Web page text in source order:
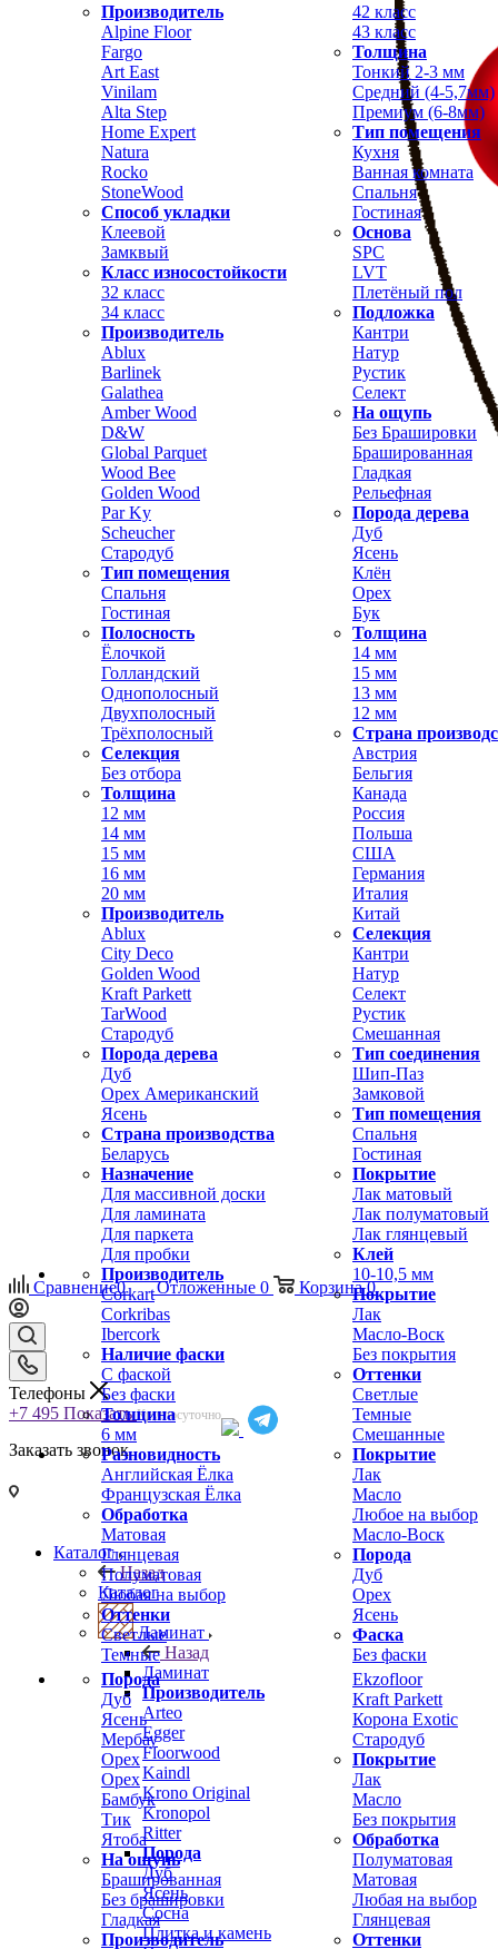
Производитель
Alpine Floor
Fargo
Art East
Vinilam
Alta Step
Home Expert
Natura
Rocko
StoneWood
Способ укладки
Клеевой
Замквый
Класс износостойкости
32 класс
34 класс
42 класс
43 класс
Толщина
Тонкий 2-3 мм
Средний (4-5,7мм)
Премиум (6-8мм)
Тип помещения
Кухня
Ванная комната
Спальня
Гостиная
Основа
SPC
LVT
Плетёный пол
Подложка
Производитель
Ablux
Barlinek
Galathea
Amber Wood
D&W
Global Parquet
Wood Bee
Golden Wood
Par Ky
Scheucher
Стародуб
Тип помещения
Спальня
Гостиная
Полосность
Ёлочкой
Голландский
Однополосный
Двухполосный
Трёхполосный
Селекция
Без отбора
Кантри
Натур
Рустик
Селект
На ощупь
Без Брашировки
Брашированная
Гладкая
Рельефная
Порода дерева
Дуб
Ясень
Клён
Орех
Бук
Толщина
14 мм
15 мм
13 мм
12 мм
Страна
Австрия
Бельгия
Толщина
12 мм
14 мм
15 мм
16 мм
20 мм
Производитель
Ablux
City Deco
Golden Wood
Kraft Parkett
TarWood
Стародуб
Порода дерева
Дуб
Орех Американский
Ясень
Страна производства
Беларусь
Канада
Россия
Польша
США
Германия
Италия
Китай
Селекция
Кантри
Натур
Селект
Рустик
Смешанная
Тип соединения
Шип-Паз
Замковой
Тип помещения
Спальня
Гостиная
Назначение
Для массивной доски
Для ламината
Для паркета
Для пробки
Покрытие
Лак матовый
Лак полуматовый
Лак глянцевый
Клей
Производитель
Corkart
Corkribas
Ibercork
Наличие фаски
С фаской
Без фаски
Толщина
6 мм
10-10,5 мм
Покрытие
Лак
Масло-Воск
Без покрытия
Оттенки
Светлые
Темные
Смешанные
Разновидность
Английская Ёлка
Французская Ёлка
Обработка
Матовая
Глянцевая
Полуматовая
Любая на выбор
Оттенки
Светлые
Темные
Покрытие
Лак
Масло
Любое на выбор
Масло-Воск
Порода
Дуб
Орех
Ясень
Фаска
Без фаски
Порода
Дуб
Ясень
Мербау
Орех
Орех
Бамбук
Тик
Ятоба
На ощупь
Брашированная
Без брашировки
Гладкая
Производитель
Ekzofloor
Kraft Parkett
Корона Exotic
Стародуб
Покрытие
Лак
Масло
Без покрытия
Обработка
Полуматовая
Матовая
Любая на выбор
Глянцевая
Оттенки
Сравнение0 Отложенные 0 Корзина 0
Телефоны
+7 495 Показать Круглосуточно
Заказать звонок
Каталог
Назад
Каталог
Ламинат
Назад
Ламинат
Производитель
Arteo
Egger
Floorwood
Kaindl
Krono Original
Kronopol
Ritter
Порода
Дуб
Ясень
Сосна
Плитка и камень